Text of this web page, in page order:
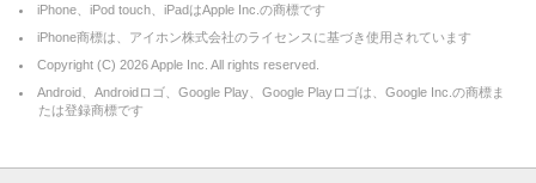
iPhone、iPod touch、iPadはApple Inc.の商標です
iPhone商標は、アイホン株式会社のライセンスに基づき使用されています
Copyright (C) 2026Apple Inc. All rights reserved.
Android、Androidロゴ、Google Play、Google Playロゴは、Google Inc.の商標ま
たは登録商標です